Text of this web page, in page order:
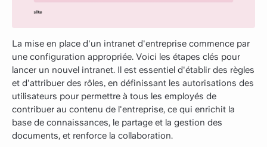
La mise en place d'un intranet d'entreprise commence par
une configuration appropriée. Voici les étapes clés pour
lancer un nouvel intranet. Il est essentiel d'établir des règles
et d'attribuer des rôles, en définissant les autorisations des
utilisateurs pour permettre à tous les employés de
contribuer au contenu de l'entreprise, ce qui enrichit la
base de connaissances, le partage et la gestion des
documents, et renforce la collaboration.